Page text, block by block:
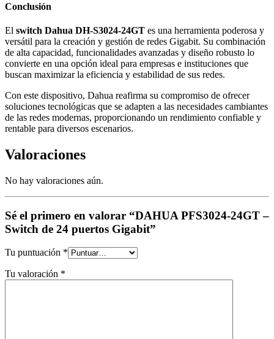
Conclusión
El switch Dahua DH-S3024-24GT es una herramienta poderosa y
versátil para la creación y gestión de redes Gigabit. Su combinación
de alta capacidad, funcionalidades avanzadas y diseño robusto lo
convierte en una opción ideal para empresas e instituciones que
buscan maximizar la eficiencia y estabilidad de sus redes.
Con este dispositivo, Dahua reafirma su compromiso de ofrecer
soluciones tecnológicas que se adapten a las necesidades cambiantes
de las redes modernas, proporcionando un rendimiento confiable y
rentable para diversos escenarios.
Valoraciones
No hay valoraciones aún.
Sé el primero en valorar “DAHUA PFS3024-24GT –
Switch de 24 puertos Gigabit”
Tu puntuación *
Tu valoración *